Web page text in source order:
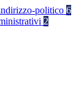
politico 6
2